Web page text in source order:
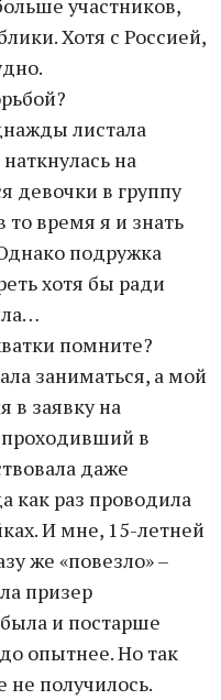
участников,
Хотя с Россией,
листала
на
девочки в группу
то время я и знать
подружка
хотя бы ради
помните?
заниматься, а мой
в заявку на
в
даже
как раз проводила
И мне, 15-летней
же «повезло» –
призер
и постарше
опытнее. Но так
не получилось.